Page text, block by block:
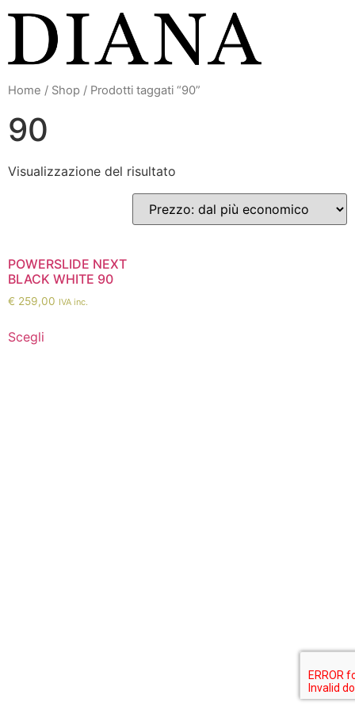
contenuto
Home / Shop / Prodotti taggati “90”
90
Visualizzazione del risultato
POWERSLIDE NEXT
BLACK WHITE 90
€ 259,00 IVA inc.
Scegli